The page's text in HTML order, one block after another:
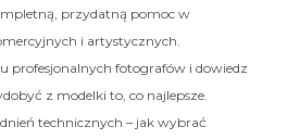
przydatną pomoc w
i artystycznych.
profesjonalnych fotografów i dowiedz
z modelki to, co najlepsze.
technicznych – jak wybrać